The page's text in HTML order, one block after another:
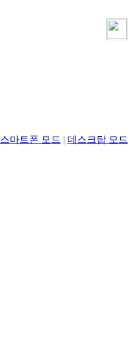
스마트폰 모드 | 데스크탑 모드